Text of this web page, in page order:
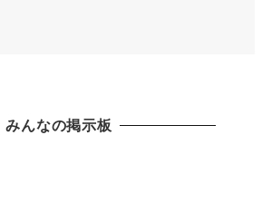
みんなの掲示板